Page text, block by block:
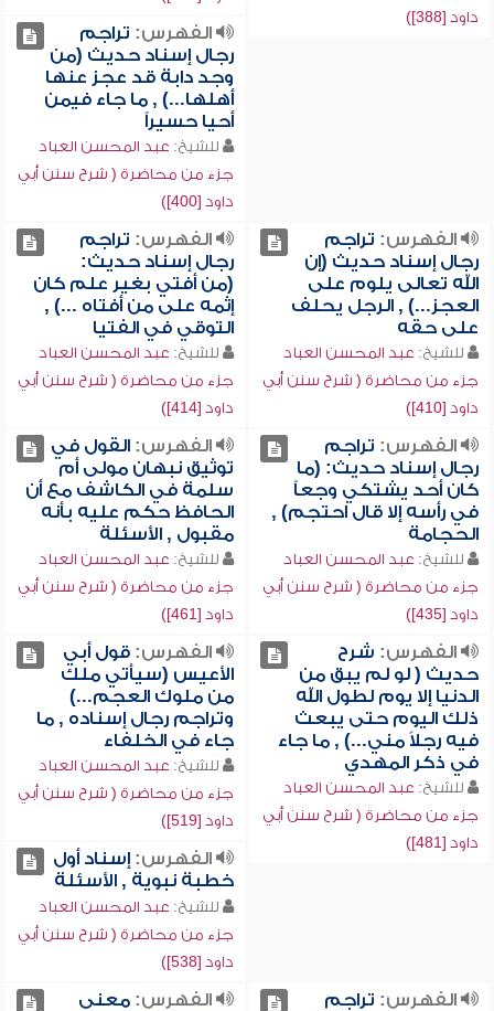
داود [388])
الفهرس: تراجم
رجال إسناد حديث (من
وجد دابة قد عجز عنها
أهلها...) , ما جاء فيمن
أحيا حسيراً
للشيخ: عبد المحسن العباد
جزء من محاضرة ( شرح سنن أبي
داود [400])
الفهرس: تراجم
رجال إسناد حديث (إن
الله تعالى يلوم على
العجز...) , الرجل يحلف
على حقه
للشيخ: عبد المحسن العباد
جزء من محاضرة ( شرح سنن أبي
داود [410])
الفهرس: تراجم
رجال إسناد حديث:
(من أفتي بغير علم كان
إثمه على من أفتاه ...) ,
التوقي في الفتيا
للشيخ: عبد المحسن العباد
جزء من محاضرة ( شرح سنن أبي
داود [414])
الفهرس: تراجم
رجال إسناد حديث: (ما
كان أحد يشتكي وجعاً
في رأسه إلا قال احتجم) ,
الحجامة
للشيخ: عبد المحسن العباد
جزء من محاضرة ( شرح سنن أبي
داود [435])
الفهرس:القول في
توثيق نبهان مولى أم
سلمة في الكاشف مع أن
الحافظ حكم عليه بأنه
مقبول , الأسئلة
للشيخ: عبد المحسن العباد
جزء من محاضرة ( شرح سنن أبي
داود [461])
الفهرس: شرح
حديث ( لو لم يبق من
الدنيا إلا يوم لطول الله
ذلك اليوم حتى يبعث
فيه رجلاً مني...) , ما جاء
في ذكر المهدي
للشيخ: عبد المحسن العباد
جزء من محاضرة ( شرح سنن أبي
داود [481])
الفهرس:قول أبي
الأعيس (سيأتي ملك
من ملوك العجم...)
وتراجم رجال إسناده , ما
جاء في الخلفاء
للشيخ: عبد المحسن العباد
جزء من محاضرة ( شرح سنن أبي
داود [519])
الفهرس:إسناد أول
خطبة نبوية , الأسئلة
للشيخ: عبد المحسن العباد
جزء من محاضرة ( شرح سنن أبي
داود [538])
الفهرس: تراجم
الفهرس:معنى